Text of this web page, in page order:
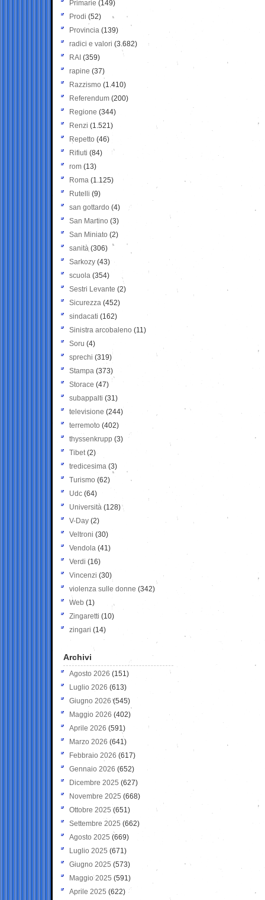
Primarie (149)
Prodi (52)
Provincia (139)
radici e valori (3.682)
RAI (359)
rapine (37)
Razzismo (1.410)
Referendum (200)
Regione (344)
Renzi (1.521)
Repetto (46)
Rifiuti (84)
rom (13)
Roma (1.125)
Rutelli (9)
san gottardo (4)
San Martino (3)
San Miniato (2)
sanità (306)
Sarkozy (43)
scuola (354)
Sestri Levante (2)
Sicurezza (452)
sindacati (162)
Sinistra arcobaleno (11)
Soru (4)
sprechi (319)
Stampa (373)
Storace (47)
subappalti (31)
televisione(244)
terremoto (402)
thyssenkrupp (3)
Tibet(2)
tredicesima (3)
Turismo (62)
Udc (64)
Università (128)
V-Day (2)
Veltroni (30)
Vendola (41)
Verdi (16)
Vincenzi (30)
violenza sulle donne (342)
Web (1)
Zingaretti (10)
zingari (14)
Archivi
Agosto 2026 (151)
Luglio 2026 (613)
Giugno 2026 (545)
Maggio 2026 (402)
Aprile 2026 (591)
Marzo 2026 (641)
Febbraio 2026 (617)
Gennaio 2026 (652)
Dicembre 2025 (627)
Novembre 2025 (668)
Ottobre 2025 (651)
Settembre 2025 (662)
Agosto 2025 (669)
Luglio 2025 (671)
Giugno 2025 (573)
Maggio 2025 (591)
Aprile 2025 (622)